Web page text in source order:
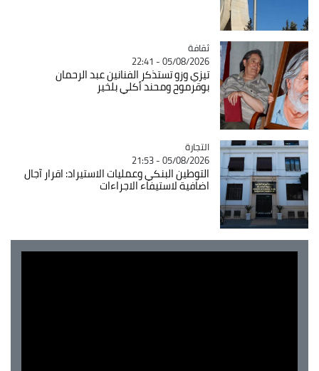
Catégorie
ثقافة
05/08/2026 - 22:41
تيزي وزو تستذكر الفنانين عبد الرحمان
بوقرموح ومحند أكلي بلخير
Catégorie
التجارة
05/08/2026 - 21:53
التوطين البنكي وعمليات الاستيراد: اقرار آجال
اضافية لاستيفاء الاجراءات